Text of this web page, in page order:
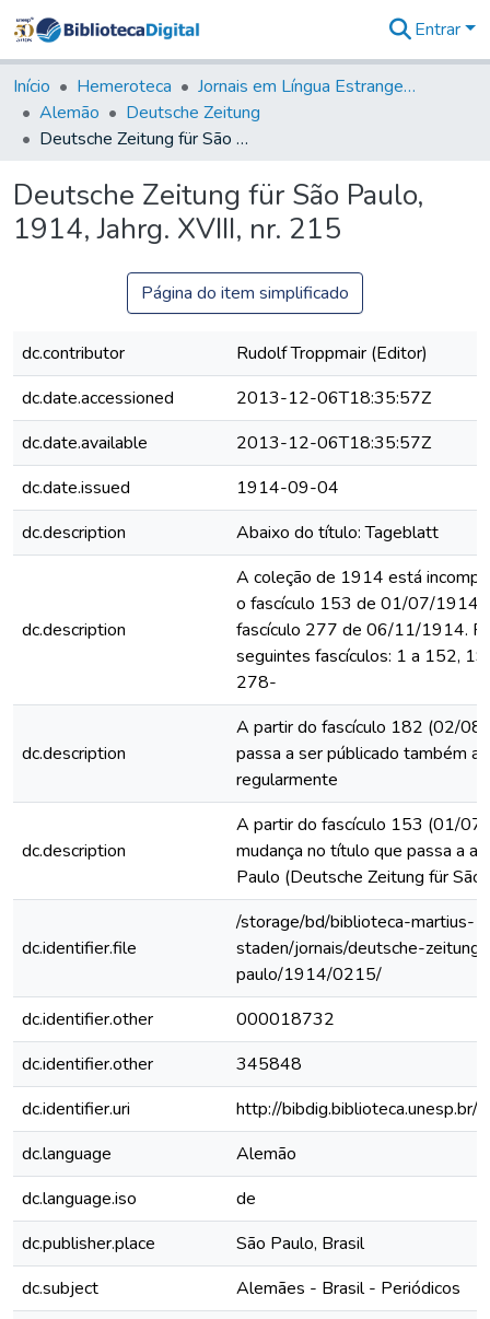
&
Coleções
Tudo na
Biblioteca
Estatísticas
Entrar
Início Hemeroteca
Jornais em Língua Estrangeira
Alemão
Deutsche Zeitung
Deutsche Zeitung für São Paulo, 1914, Jahrg. XVIII, nr. 215
Deutsche Zeitung für São Paulo,
1914, Jahrg. XVIII, nr. 215
Página do item simplificado
dc.contributor
Rudolf Troppmair (Editor)
dc.date.accessioned
2013-12-06T18:35:57Z
dc.date.available
2013-12-06T18:35:57Z
dc.date.issued
1914-09-04
dc.description
Abaixo do título: Tageblatt
dc.description
A coleção de 1914 está
o fascículo 153 de 01/07/1914
fascículo 277 de 06/11/1914.
seguintes fascículos: 1 a 152,
278-
dc.description
A partir do fascículo 182 (02/
passa a ser públicado também
regularmente
dc.description
A partir do fascículo 153 (01/
mudança no título que passa a
Paulo (Deutsche Zeitung für São
dc.identifier.file
/storage/bd/biblioteca-martius-
staden/jornais/deutsche-
paulo/1914/0215/
dc.identifier.other
000018732
dc.identifier.other
345848
dc.identifier.uri
http://
dc.language
Alemão
dc.language.iso
de
dc.publisher.place
São Paulo, Brasil
dc.subject
Alemães - Brasil - Periódicos